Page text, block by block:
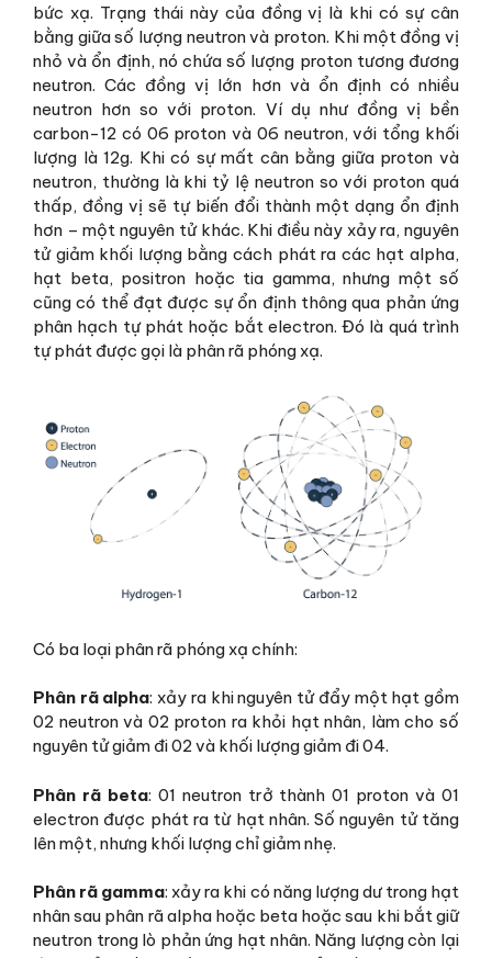
bức xạ. Trạng thái này của đồng vị là khi có sự cân
bằng giữa số lượng neutron và proton. Khi một đồng vị
nhỏ và ổn định, nó chứa số lượng proton tương đương
neutron. Các đồng vị lớn hơn và ổn định có nhiều
neutron hơn so với proton. Ví dụ như đồng vị bền
carbon-12 có 06 proton và 06 neutron, với tổng khối
lượng là 12g. Khi có sự mất cân bằng giữa proton và
neutron, thường là khi tỷ lệ neutron so với proton quá
thấp, đồng vị sẽ tự biến đổi thành một dạng ổn định
hơn – một nguyên tử khác. Khi điều này xảy ra, nguyên
tử giảm khối lượng bằng cách phát ra các hạt alpha,
hạt beta, positron hoặc tia gamma, nhưng một số
cũng có thể đạt được sự ổn định thông qua phản ứng
phân hạch tự phát hoặc bắt electron. Đó là quá trình
tự phát được gọi là phân rã phóng xạ.
Có ba loại phân rã phóng xạ chính:
Phân rã alpha: xảy ra khi nguyên tử đẩy một hạt gồm
02 neutron và 02 proton ra khỏi hạt nhân, làm cho số
nguyên tử giảm đi 02 và khối lượng giảm đi 04.
Phân rã beta: 01 neutron trở thành 01 proton và 01
electron được phát ra từ hạt nhân. Số nguyên tử tăng
lên một, nhưng khối lượng chỉ giảm nhẹ.
Phân rã gamma: xảy ra khi có năng lượng dư trong hạt
nhân sau phân rã alpha hoặc beta hoặc sau khi bắt giữ
neutron trong lò phản ứng hạt nhân. Năng lượng còn lại